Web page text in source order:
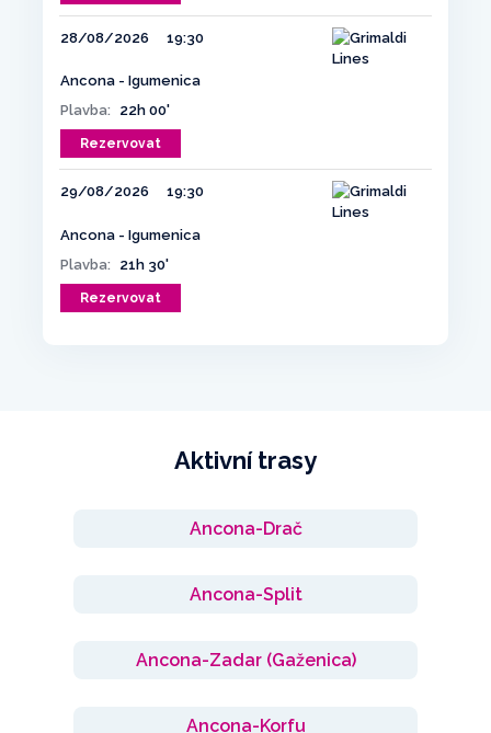
28/08/2026 19:30
Ancona - Igumenica
Plavba:
22h 00'
Rezervovat
29/08/2026 19:30
Ancona - Igumenica
Plavba:
21h 30'
Rezervovat
Aktivní trasy
Ancona-Drač
Ancona-Split
Ancona-Zadar (Gaženica)
Ancona-Korfu